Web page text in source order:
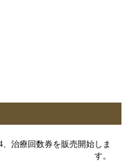
、治療回数券を販売開始しま
す。